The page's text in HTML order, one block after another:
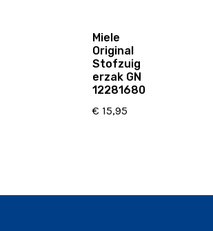
Miele
Original
Stofzuig
erzak GN
12281680
€ 15,95